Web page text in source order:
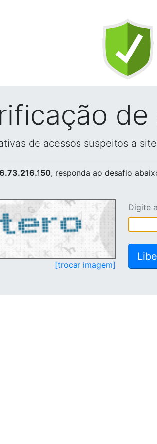
de
de acessos suspeitos a
, responda ao desafio
[trocar imagem]
Digite